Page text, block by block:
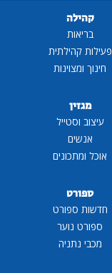
קהילה
בריאות
פעילות קהילתית
חינוך ומצוינות
מגזין
עיצוב וסטייל
אנשים
אוכל ומתכונים
ספורט
חדשות ספורט
ספורט נוער
מכבי נתניה